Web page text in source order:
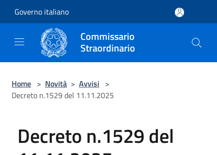
Governo italiano
Commissario
Straordinario
Home > Novità > Avvisi >
Decreto n.1529 del 11.11.2025
Decreto n.1529 del